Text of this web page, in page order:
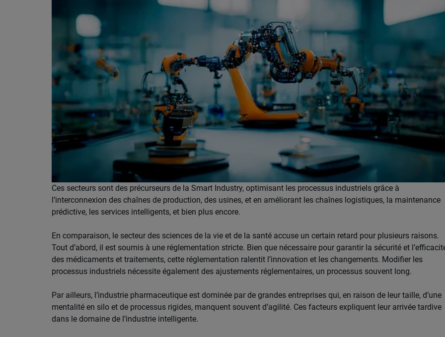
Ces secteurs sont des précurseurs de la Smart Industry, optimisant les processus industriels grâce à
l’interconnexion des chaînes de production, des usines, et en améliorant les chaînes logistiques, la maintenance
prédictive, les services intelligents, et bien plus encore.
En comparaison, le secteur des sciences de la vie et de la santé accuse un certain retard pour plusieurs raisons.
Tout d’abord, il est soumis à une réglementation stricte. Bien que nécessaire pour garantir la sécurité et
des médicaments et traitements, cette réglementation ralentit l’innovation et les changements. Modifier les
processus industriels nécessite également des ajustements réglementaires, un processus souvent long.
Par ailleurs, l’industrie pharmaceutique est dominée par de grandes entreprises qui, en raison de leur taille, d’une
mentalité en silo et de processus rigides, manquent souvent d’agilité. Ces facteurs expliquent leur arrivée tardive
dans le domaine de l’industrie intelligente.